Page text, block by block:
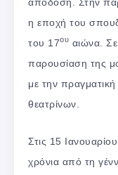
η εποχή του
του 17ου αιώνα. Σε
παρουσίαση της
με την
θεατρίνων.
Στις 15
χρόνια από τη